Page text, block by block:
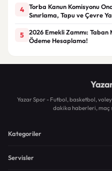
4
Torba Kanun Komisyonu
Sınırlama, Tapu ve Çevre
5
2026 Emekli Zammı:
Ödeme Hesaplama!
Yazar Spor - Futbol, basketbol,
dakika haberleri, maç
Kategoriler
Servisler